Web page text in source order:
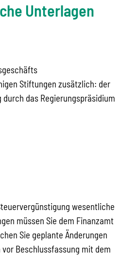
Unterlagen
Stiftungen zusätzlich: der
durch das Regierungspräsidium
wesentliche
müssen Sie dem Finanzamt
Sie geplante Änderungen
Beschlussfassung mit dem